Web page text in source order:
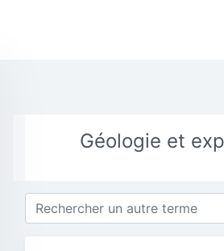
Géologie et